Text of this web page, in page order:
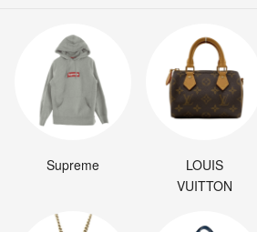
Supreme
LOUIS
VUITTON